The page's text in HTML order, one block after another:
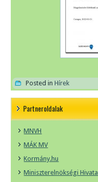
Posted in Hírek
Partneroldalak
MNVH
MÁK MV
Kormány.hu
Miniszterelnökségi Hivatal